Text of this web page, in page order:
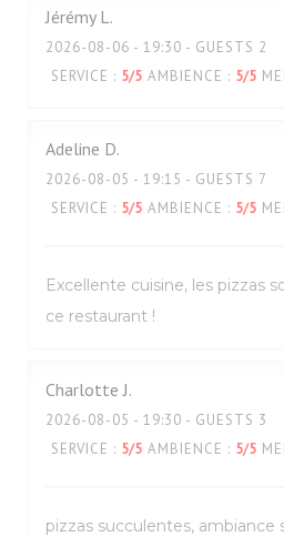
Jérémy L
2026-08-06 - 19:30 - GUESTS 2
SERVICE : 5/5 AMBIENCE : 5/5
Adeline D
2026-08-05 - 19:15 - GUESTS 7
SERVICE : 5/5 AMBIENCE : 5/5
Excellente cuisine, les pizzas
ce restaurant !
Charlotte J
2026-08-05 - 19:30 - GUESTS 3
SERVICE : 5/5 AMBIENCE : 5/5
pizzas succulentes, ambiance